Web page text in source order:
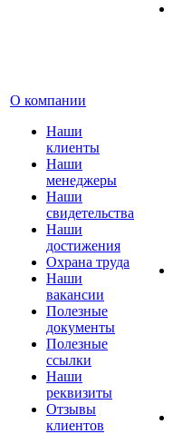
О компании
Наши
клиенты
Наши
менеджеры
Наши
свидетельства
Наши
достижения
Охрана труда
Наши
вакансии
Полезные
документы
Полезные
ссылки
Наши
реквизиты
Отзывы
клиентов